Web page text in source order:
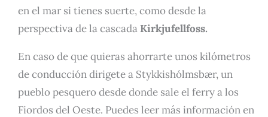
en el mar si tienes suerte, como desde la
perspectiva de la cascada Kirkjufellfoss.
En caso de que quieras ahorrarte unos kilómetros
de conducción dirigete a Stykkishólmsbær, un
pueblo pesquero desde donde sale el ferry a los
Fiordos del Oeste. Puedes leer más información en